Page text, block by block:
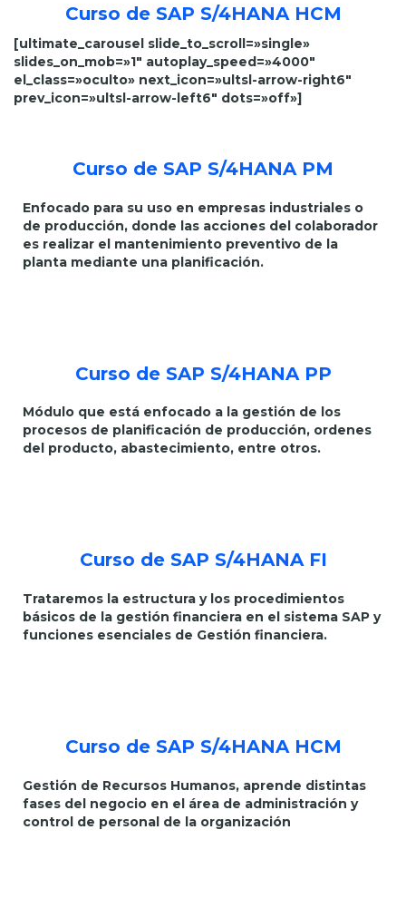
Curso de SAP S/4HANA HCM
[ultimate_carousel slide_to_scroll=»single»
slides_on_mob=»1″ autoplay_speed=»4000″
el_class=»oculto» next_icon=»ultsl-arrow-right6″
prev_icon=»ultsl-arrow-left6″ dots=»off»]
Curso de SAP S/4HANA PM
Enfocado para su uso en empresas industriales o
de producción, donde las acciones del colaborador
es realizar el mantenimiento preventivo de la
planta mediante una planificación.
Curso de SAP S/4HANA PP
Módulo que está enfocado a la gestión de los
procesos de planificación de producción, ordenes
del producto, abastecimiento, entre otros.
Curso de SAP S/4HANA FI
Trataremos la estructura y los procedimientos
básicos de la gestión financiera en el sistema SAP y
funciones esenciales de Gestión financiera.
Curso de SAP S/4HANA HCM
Gestión de Recursos Humanos, aprende distintas
fases del negocio en el área de administración y
control de personal de la organización